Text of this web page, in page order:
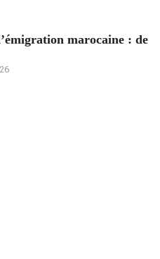
marocaine : de